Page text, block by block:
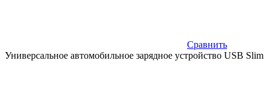
Сравнить
Универсальное автомобильное зарядное устройство USB Slim